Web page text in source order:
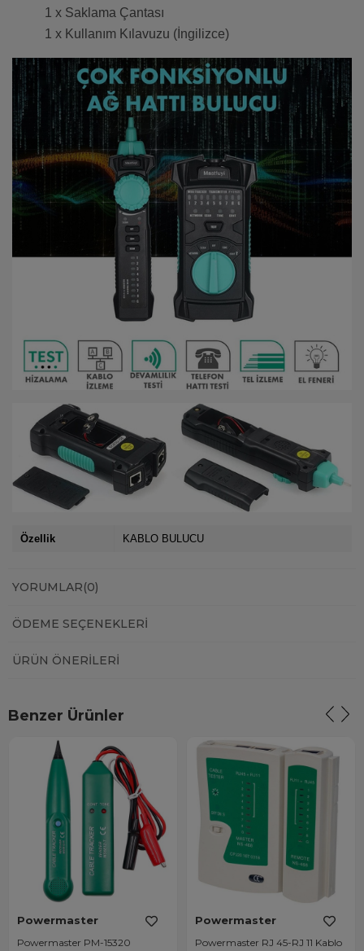
1 x Saklama Çantası
1 x Kullanım Kılavuzu (İngilizce)
Özellik KABLO BULUCU
YORUMLAR(0)
ÖDEME SEÇENEKLERI
ÜRÜN ÖNERILERI
Benzer Ürünler
Powermaster
Powermaster PM-15320
Powermaster
Powermaster RJ 45-RJ 11 Kablo